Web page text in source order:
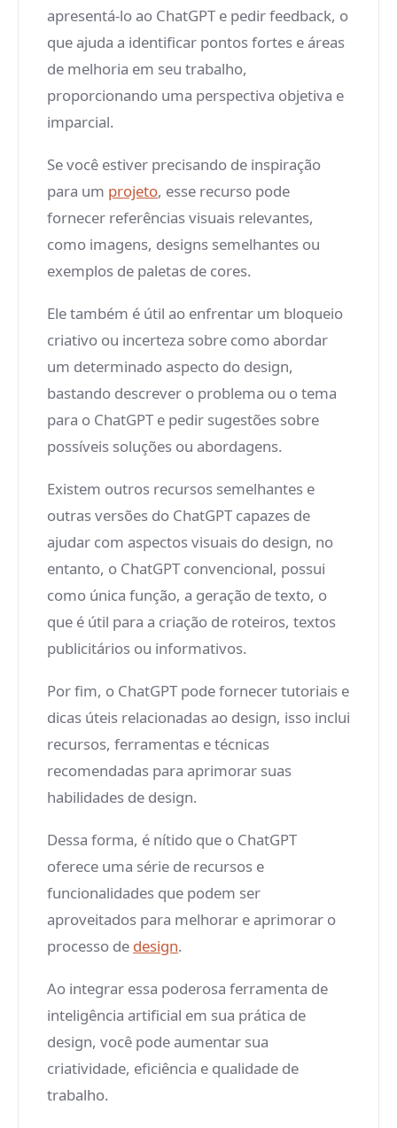
apresentá-lo ao ChatGPT e pedir feedback, o
que ajuda a identificar pontos fortes e áreas
de melhoria em seu trabalho,
proporcionando uma perspectiva objetiva e
imparcial.
Se você estiver precisando de inspiração
para um projeto, esse recurso pode
fornecer referências visuais relevantes,
como imagens, designs semelhantes ou
exemplos de paletas de cores.
Ele também é útil ao enfrentar um bloqueio
criativo ou incerteza sobre como abordar
um determinado aspecto do design,
bastando descrever o problema ou o tema
para o ChatGPT e pedir sugestões sobre
possíveis soluções ou abordagens.
Existem outros recursos semelhantes e
outras versões do ChatGPT capazes de
ajudar com aspectos visuais do design, no
entanto, o ChatGPT convencional, possui
como única função, a geração de texto, o
que é útil para a criação de roteiros, textos
publicitários ou informativos.
Por fim, o ChatGPT pode fornecer tutoriais e
dicas úteis relacionadas ao design, isso inclui
recursos, ferramentas e técnicas
recomendadas para aprimorar suas
habilidades de design.
Dessa forma, é nítido que o ChatGPT
oferece uma série de recursos e
funcionalidades que podem ser
aproveitados para melhorar e aprimorar o
processo de design.
Ao integrar essa poderosa ferramenta de
inteligência artificial em sua prática de
design, você pode aumentar sua
criatividade, eficiência e qualidade de
trabalho.